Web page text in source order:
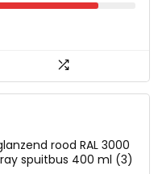
rood RAL 3000
spuitbus 400 ml (3)